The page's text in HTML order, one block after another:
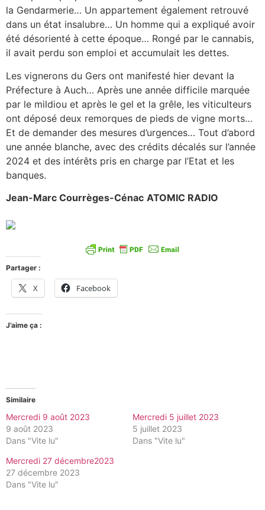
la Gendarmerie… Un appartement également retrouvé
dans un état insalubre… Un homme qui a expliqué avoir
été désorienté à cette époque… Rongé par le cannabis,
il avait perdu son emploi et accumulait les dettes.
Les vignerons du Gers ont manifesté hier devant la
Préfecture à Auch… Après une année difficile marquée
par le mildiou et après le gel et la grêle, les viticulteurs
ont déposé deux remorques de pieds de vigne morts…
Et de demander des mesures d’urgences… Tout d’abord
une année blanche, avec des crédits décalés sur l’année
2024 et des intérêts pris en charge par l’Etat et les
banques.
Jean-Marc Courrèges-Cénac ATOMIC RADIO
Partager :
X Facebook
J’aime ça :
Similaire
Mercredi 9 août 2023
9 août 2023
Dans "Vite lu"
Mercredi 5 juillet 2023
5 juillet 2023
Dans "Vite lu"
Mercredi 27 décembre2023
27 décembre 2023
Dans "Vite lu"